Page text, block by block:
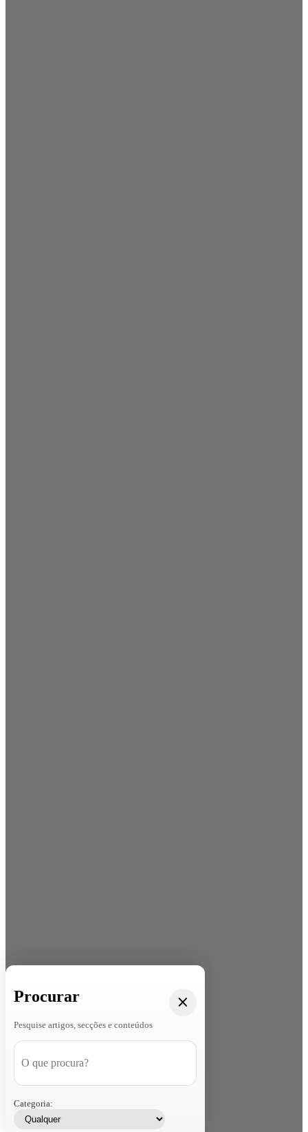
Procurar
Pesquise artigos, secções e conteúdos
Categoria: